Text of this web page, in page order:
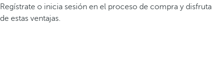
Regístrate o inicia sesión en el proceso de compra y disfruta
de estas ventajas.